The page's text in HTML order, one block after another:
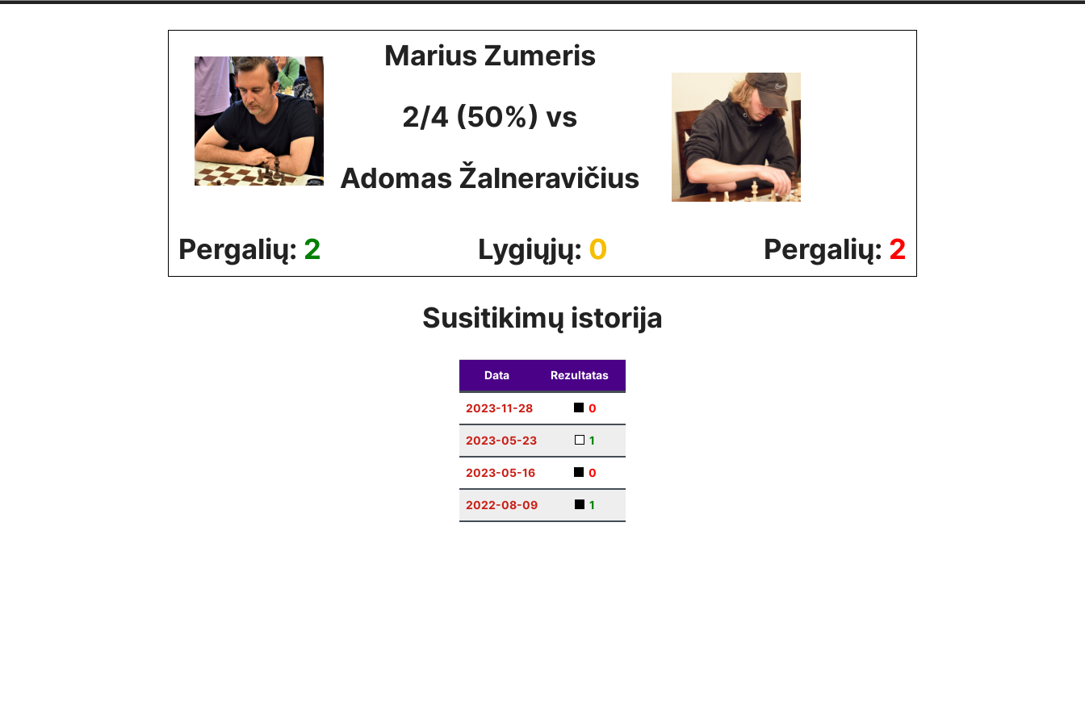
Marius Zumeris
2/4 (50%) vs
Adomas Žalneravičius
Pergalių: 2 Lygiųjų: 0 Pergalių: 2
Susitikimų istorija
Data Rezultatas
2023-11-28 0
2023-05-23 1
2023-05-16 0
2022-08-09 1